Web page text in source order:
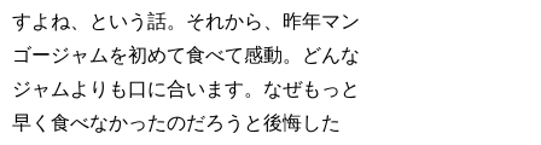
すよね、という話。それから、昨年マン
ゴージャムを初めて食べて感動。どんな
ジャムよりも口に合います。なぜもっと
早く食べなかったのだろうと後悔した